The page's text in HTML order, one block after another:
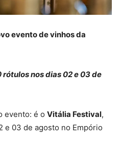
evento de vinhos da
nos dias 02 e 03 de
evento: é o Vitália Festival,
e 03 de agosto no Empório